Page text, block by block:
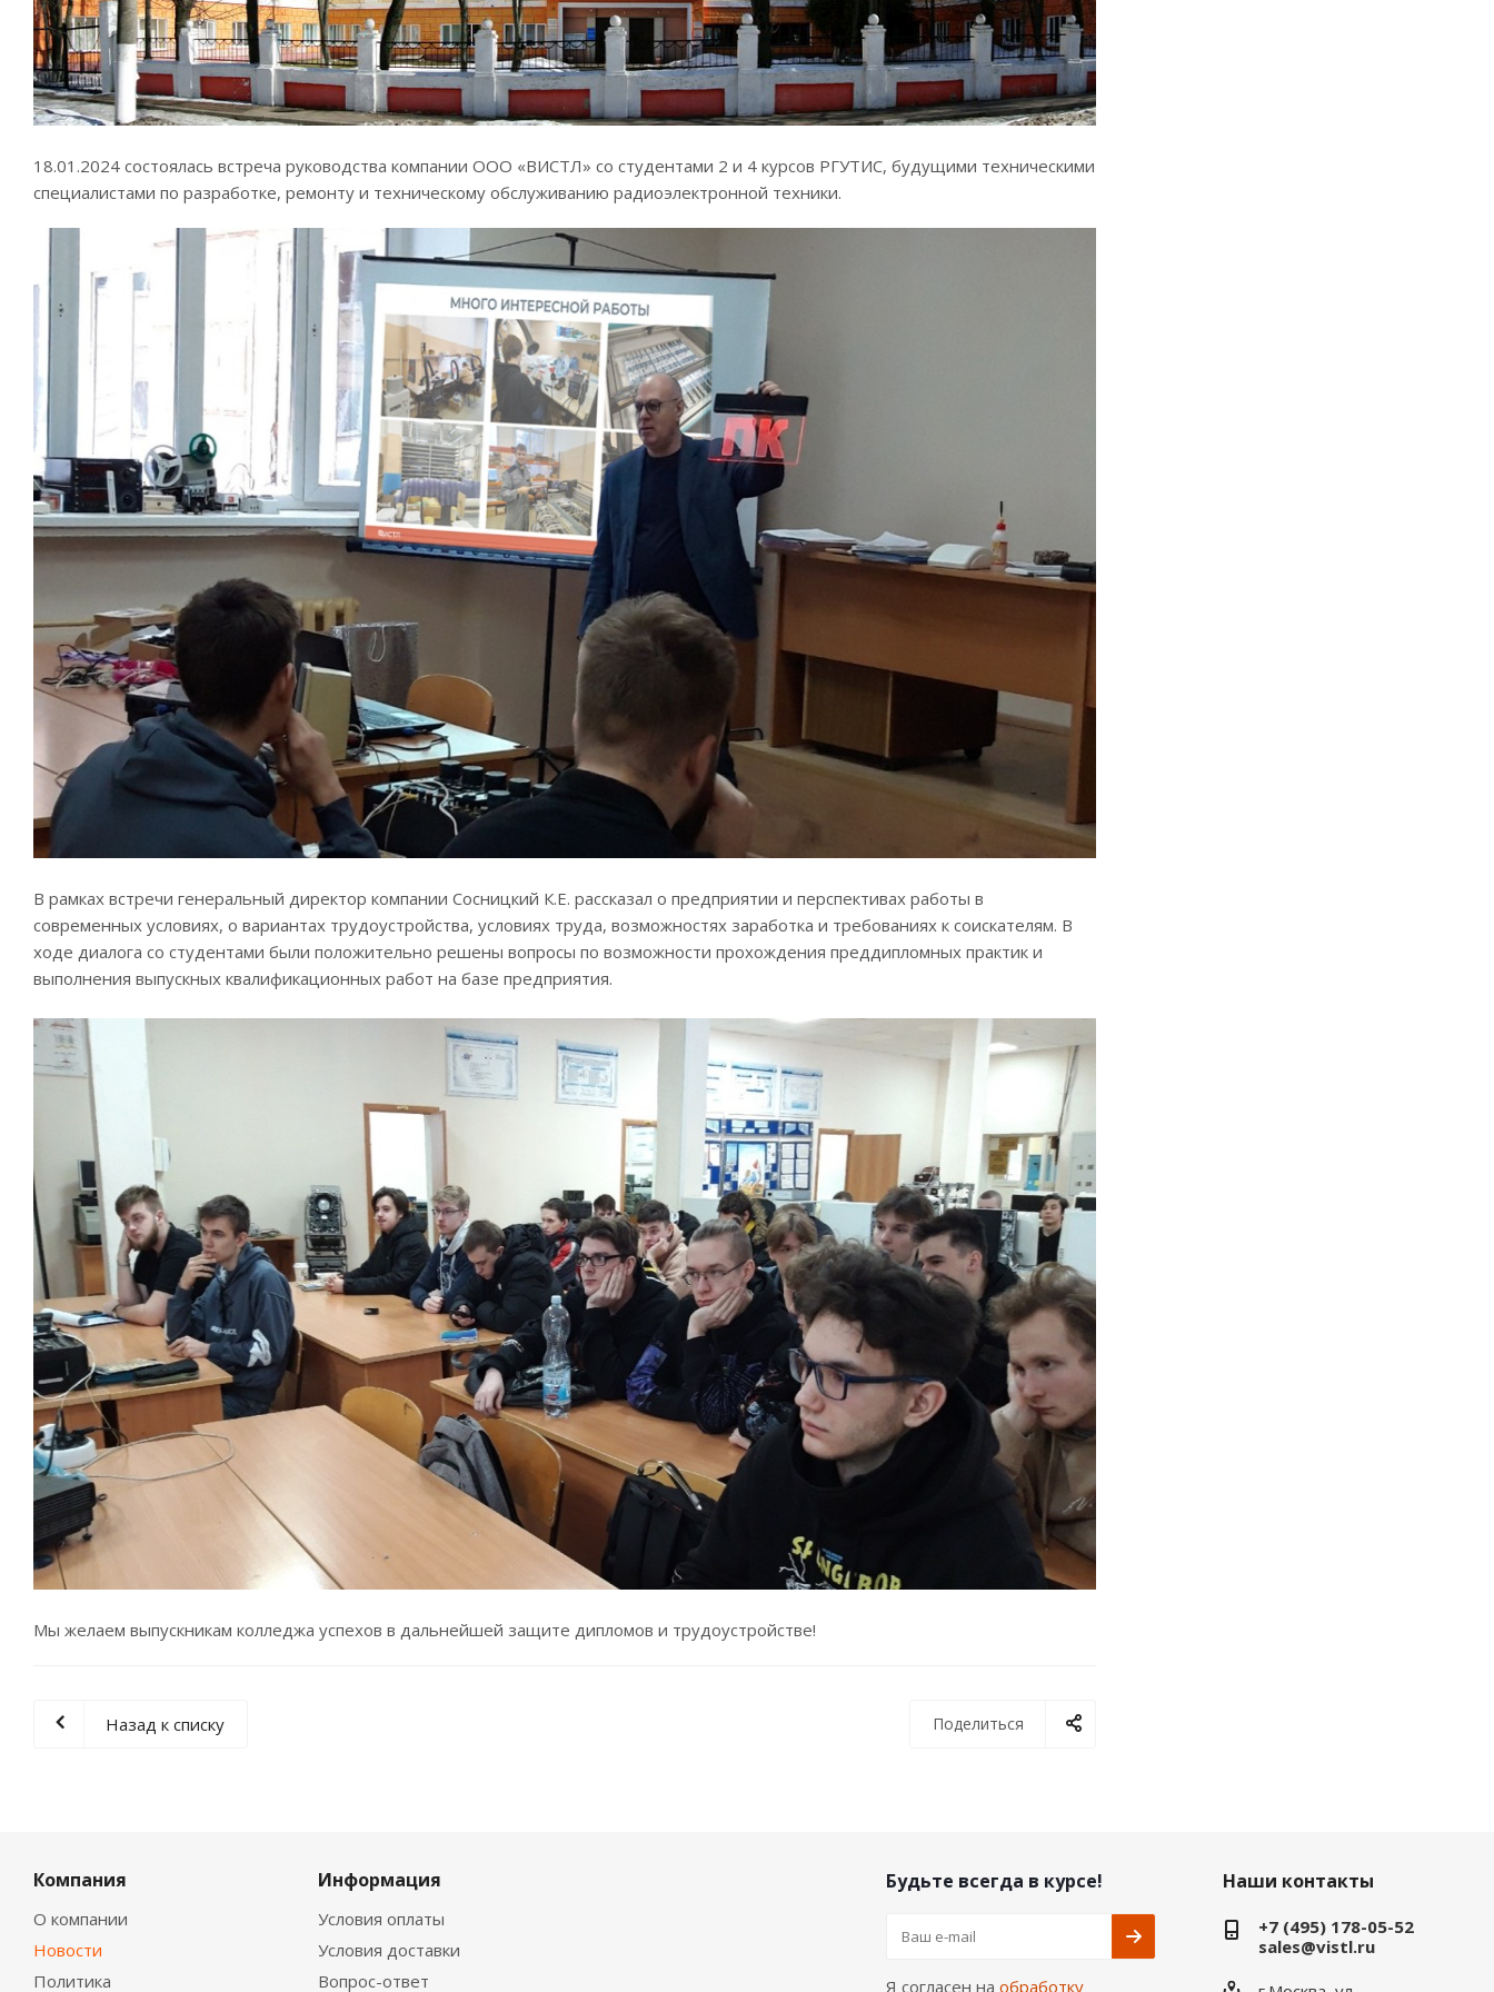
18.01.2024 состоялась встреча руководства компании ООО «ВИСТЛ» со студентами 2 и 4 курсов РГУТИС, будущими техническими
специалистами по разработке, ремонту и техническому обслуживанию радиоэлектронной техники.
В рамках встречи генеральный директор компании Сосницкий К.Е. рассказал о предприятии и перспективах работы в
современных условиях, о вариантах трудоустройства, условиях труда, возможностях заработка и требованиях к соискателям. В
ходе диалога со студентами были положительно решены вопросы по возможности прохождения преддипломных практик и
выполнения выпускных квалификационных работ на базе предприятия.
Мы желаем выпускникам колледжа успехов в дальнейшей защите дипломов и трудоустройстве!
Поделиться
Назад к списку
Компания
О компании
Новости
Политика
Информация
Условия оплаты
Условия доставки
Вопрос-ответ
Будьте всегда в курсе!
Я согласен на обработку
Наши контакты
+7 (495) 178-05-52
sales@vistl.ru